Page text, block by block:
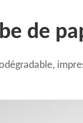
de